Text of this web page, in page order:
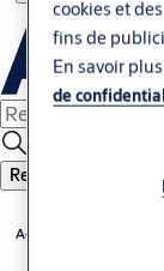
Rechercher
Accueil
cookies et
fins de
En savoir
de